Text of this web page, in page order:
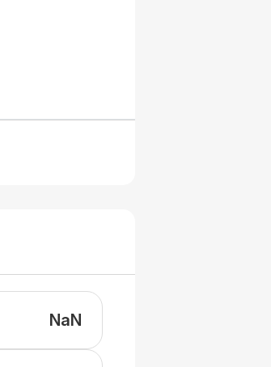
NaN